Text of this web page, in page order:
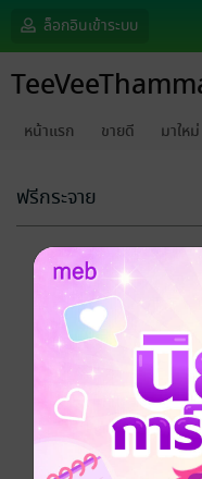
ล็อกอินเข้าระบบ
หน้าแรก ขายดี มาใหม่
ฟรีกระจาย
ข
ไม่พบข้อมู